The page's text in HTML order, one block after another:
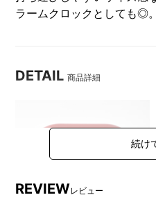
ラームクロックとしても◎。
DETAIL商品詳細
REVIEWレビュー